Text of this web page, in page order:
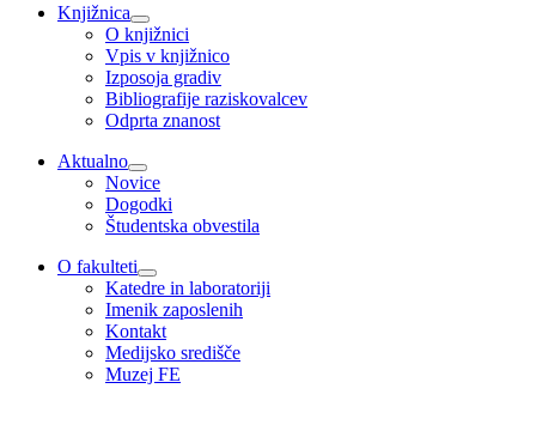
Knjižnica
O knjižnici
Vpis v knjižnico
Izposoja gradiv
Bibliografije raziskovalcev
Odprta znanost
Aktualno
Novice
Dogodki
Študentska obvestila
O fakulteti
Katedre in laboratoriji
Imenik zaposlenih
Kontakt
Medijsko središče
Muzej FE